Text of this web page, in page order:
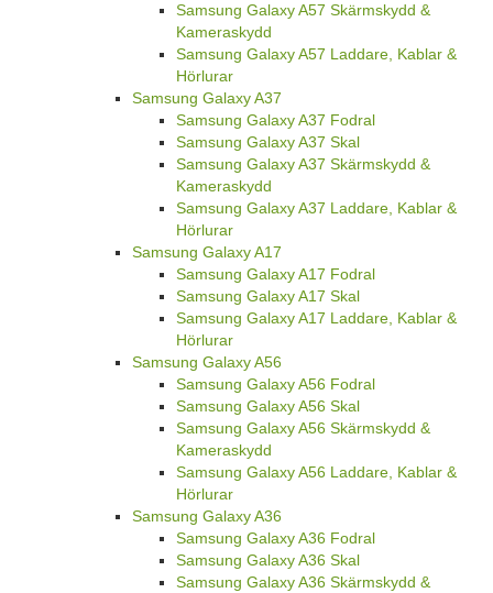
Samsung Galaxy A57 Skärmskydd &
Kameraskydd
Samsung Galaxy A57 Laddare, Kablar &
Hörlurar
Samsung Galaxy A37
Samsung Galaxy A37 Fodral
Samsung Galaxy A37 Skal
Samsung Galaxy A37 Skärmskydd &
Kameraskydd
Samsung Galaxy A37 Laddare, Kablar &
Hörlurar
Samsung Galaxy A17
Samsung Galaxy A17 Fodral
Samsung Galaxy A17 Skal
Samsung Galaxy A17 Laddare, Kablar &
Hörlurar
Samsung Galaxy A56
Samsung Galaxy A56 Fodral
Samsung Galaxy A56 Skal
Samsung Galaxy A56 Skärmskydd &
Kameraskydd
Samsung Galaxy A56 Laddare, Kablar &
Hörlurar
Samsung Galaxy A36
Samsung Galaxy A36 Fodral
Samsung Galaxy A36 Skal
Samsung Galaxy A36 Skärmskydd &